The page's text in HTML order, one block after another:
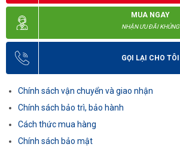
MUA NGAY
NHẬN ƯU ĐÃI KHỦNG
GỌI LẠI CHO TÔI
Chính sách vận chuyển và giao nhận
Chính sách bảo trì, bảo hành
Cách thức mua hàng
Chính sách bảo mật